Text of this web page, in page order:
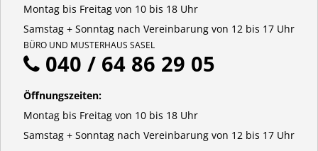
Montag bis Freitag von 10 bis 18 Uhr
Samstag + Sonntag nach Vereinbarung von 12 bis 17 Uhr
BÜRO UND MUSTERHAUS SASEL
040 / 64 86 29 05
Öffnungszeiten:
Montag bis Freitag von 10 bis 18 Uhr
Samstag + Sonntag nach Vereinbarung von 12 bis 17 Uhr